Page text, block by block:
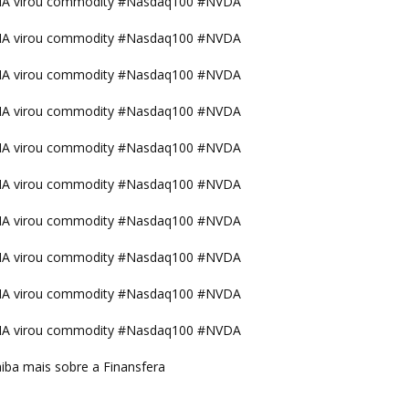
virou commodity #Nasdaq100 #NVDA
virou commodity #Nasdaq100 #NVDA
virou commodity #Nasdaq100 #NVDA
virou commodity #Nasdaq100 #NVDA
virou commodity #Nasdaq100 #NVDA
virou commodity #Nasdaq100 #NVDA
virou commodity #Nasdaq100 #NVDA
virou commodity #Nasdaq100 #NVDA
virou commodity #Nasdaq100 #NVDA
mais sobre a Finansfera